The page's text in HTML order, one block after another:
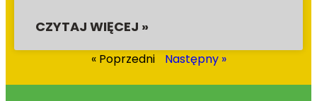
CZYTAJ WIĘCEJ »
« Poprzedni Następny »